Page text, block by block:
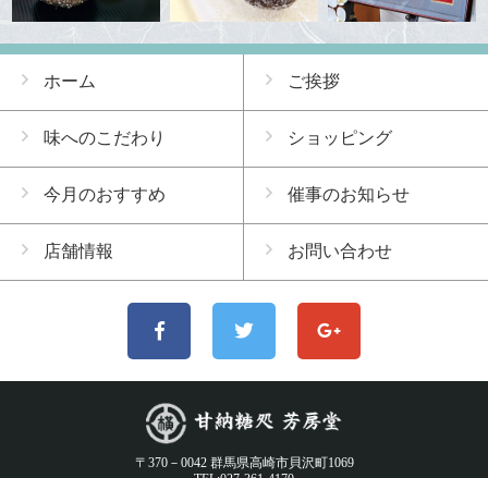
ホーム ご挨拶
味へのこだわり ショッピング
今月のおすすめ 催事のお知らせ
店舗情報 お問い合わせ
〒370－0042 群馬県高崎市貝沢町1069